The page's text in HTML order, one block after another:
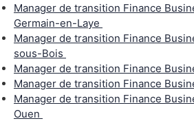
Manager de transition Finance
Germain-en-Laye
Manager de transition Finance
sous-Bois
Manager de transition Finance
Manager de transition Finance
Manager de transition Finance
Ouen